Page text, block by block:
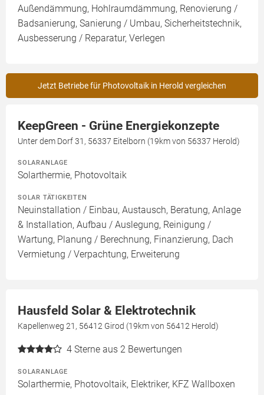
Außendämmung, Hohlraumdämmung, Renovierung /
Badsanierung, Sanierung / Umbau, Sicherheitstechnik,
Ausbesserung / Reparatur, Verlegen
Jetzt Betriebe für Photovoltaik in Herold vergleichen
KeepGreen - Grüne Energiekonzepte
Unter dem Dorf 31, 56337 Eitelborn (19km von 56337 Herold)
SOLARANLAGE
Solarthermie, Photovoltaik
SOLAR TÄTIGKEITEN
Neuinstallation / Einbau, Austausch, Beratung, Anlage
& Installation, Aufbau / Auslegung, Reinigung /
Wartung, Planung / Berechnung, Finanzierung, Dach
Vermietung / Verpachtung, Erweiterung
Hausfeld Solar & Elektrotechnik
Kapellenweg 21, 56412 Girod (19km von 56412 Herold)
4 Sterne aus 2 Bewertungen
SOLARANLAGE
Solarthermie, Photovoltaik, Elektriker, KFZ Wallboxen